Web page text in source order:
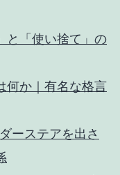
と「使い捨て」の
何か｜有名な格言
ーステアを出さ